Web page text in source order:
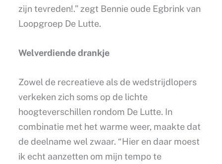
zijn tevreden!.” zegt Bennie oude Egbrink van
Loopgroep De Lutte.
Welverdiende drankje
Zowel de recreatieve als de wedstrijdlopers
verkeken zich soms op de lichte
hoogteverschillen rondom De Lutte. In
combinatie met het warme weer, maakte dat
de deelname wel zwaar. “Hier en daar moest
ik echt aanzetten om mijn tempo te